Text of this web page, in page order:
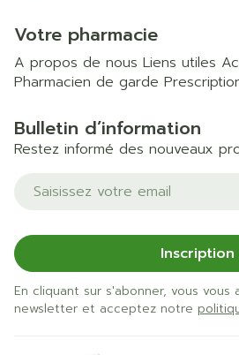
Votre pharmacie
A propos de nous Liens utiles
Pharmacien de garde
Bulletin d’information
Restez informé des nouveaux
Adresse mail
Inscription
En cliquant sur s'abonner, vous vous
newsletter et acceptez notre